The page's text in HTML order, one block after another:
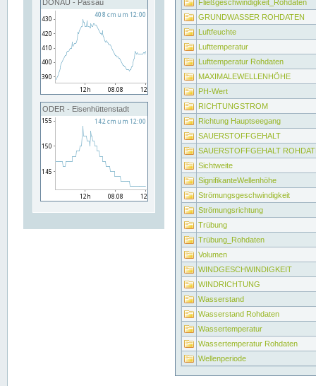
DONAU - Passau
ODER - Eisenhüttenstadt
Fließgeschwindigkeit_Rohdaten
GRUNDWASSER ROHDATEN
Luftfeuchte
Lufttemperatur
Lufttemperatur Rohdaten
MAXIMALEWELLENHÖHE
PH-Wert
RICHTUNGSTROM
Richtung Hauptseegang
SAUERSTOFFGEHALT
SAUERSTOFFGEHALT
Sichtweite
SignifikanteWellenhöhe
Strömungsgeschwindigkeit
Strömungsrichtung
Trübung
Trübung_Rohdaten
Volumen
WINDGESCHWINDIGKEIT
WINDRICHTUNG
Wasserstand
Wasserstand Rohdaten
Wassertemperatur
Wassertemperatur Rohdaten
Wellenperiode